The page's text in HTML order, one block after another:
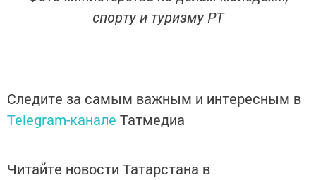
спорту и туризму РТ
Следите за самым важным и интересным в
Telegram-канале Татмедиа
Читайте новости Татарстана в